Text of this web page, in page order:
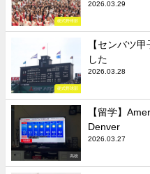
硬式野球部
2026.03.29
硬式野球部
【センバツ
した
2026.03.28
高校
【留学】
Denver
2026.03.27